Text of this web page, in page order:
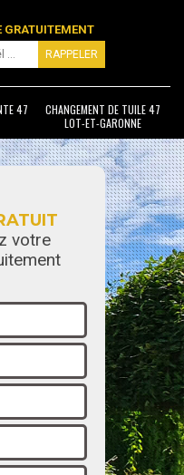
GRATUITEMENT
47
CHANGEMENT DE TUILE 47
LOT-ET-GARONNE
votre